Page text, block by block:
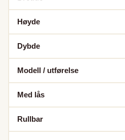
Høyde
Dybde
Modell / utførelse
Med lås
Rullbar